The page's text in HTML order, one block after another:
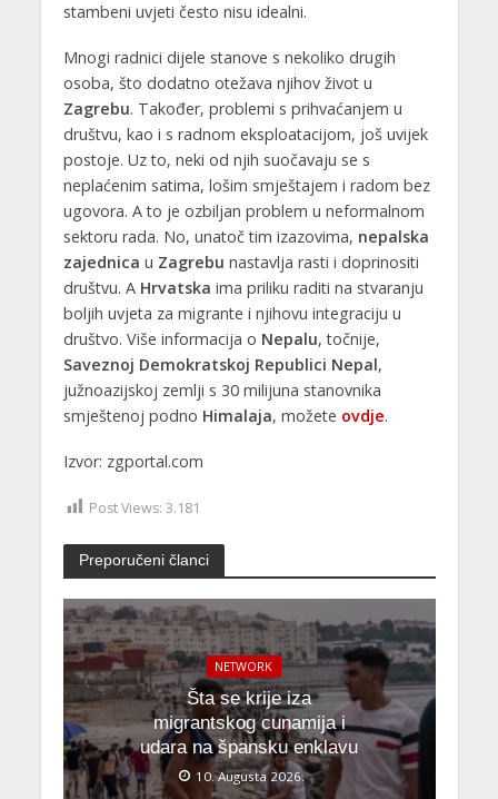
stambeni uvjeti često nisu idealni.
Mnogi radnici dijele stanove s nekoliko drugih
osoba, što dodatno otežava njihov život u
Zagrebu. Također, problemi s prihvaćanjem u
društvu, kao i s radnom eksploatacijom, još uvijek
postoje. Uz to, neki od njih suočavaju se s
neplaćenim satima, lošim smještajem i radom bez
ugovora. A to je ozbiljan problem u neformalnom
sektoru rada. No, unatoč tim izazovima, nepalska
zajednica u Zagrebu nastavlja rasti i doprinositi
društvu. A Hrvatska ima priliku raditi na stvaranju
boljih uvjeta za migrante i njihovu integraciju u
društvo. Više informacija o Nepalu, točnije,
Saveznoj Demokratskoj Republici Nepal,
južnoazijskoj zemlji s 30 milijuna stanovnika
smještenoj podno Himalaja, možete ovdje.
Izvor: zgportal.com
Post Views: 3.181
Preporučeni članci
NETWORK
Šta se krije iza
migrantskog cunamija i
udara na špansku enklavu
10. Augusta 2026.